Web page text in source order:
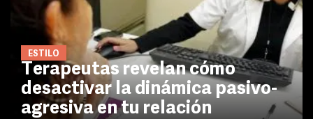
ESTILO
Terapeutas revelan cómo
desactivar la dinámica pasivo-
agresiva en tu relación